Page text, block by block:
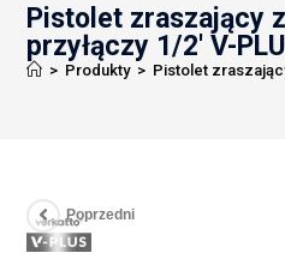
Pistolet zraszający
przyłączy 1/2′ V-
> Produkty > Pistolet
Poprzedni